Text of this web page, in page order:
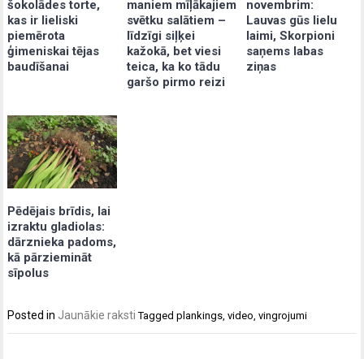
šokolādes torte,
kas ir lieliski
piemērota
ģimeniskai tējas
baudīšanai
maniem mīļākajiem
svētku salātiem –
līdzīgi siļķei
kažokā, bet viesi
teica, ka ko tādu
garšo pirmo reizi
novembrim:
Lauvas gūs lielu
laimi, Skorpioni
saņems labas
ziņas
Pēdējais brīdis, lai
izraktu gladiolas:
dārznieka padoms,
kā pārziemināt
sīpolus
Posted in Jaunākie raksti Taggedplankings ,video ,vingrojumi